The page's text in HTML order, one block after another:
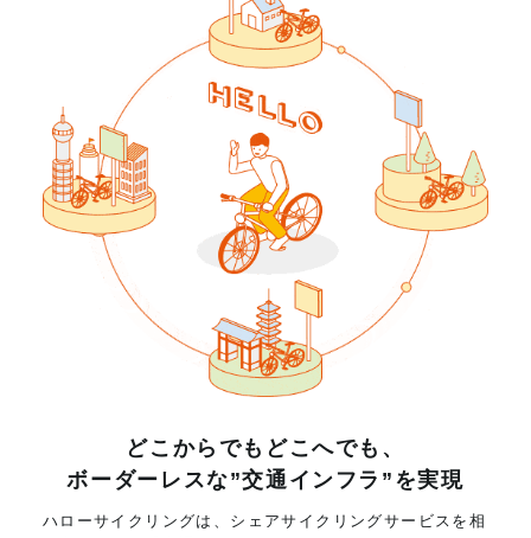
どこからでもどこへでも、
ボーダーレスな”交通インフラ”を実現
ハローサイクリングは、シェアサイクリングサービスを相